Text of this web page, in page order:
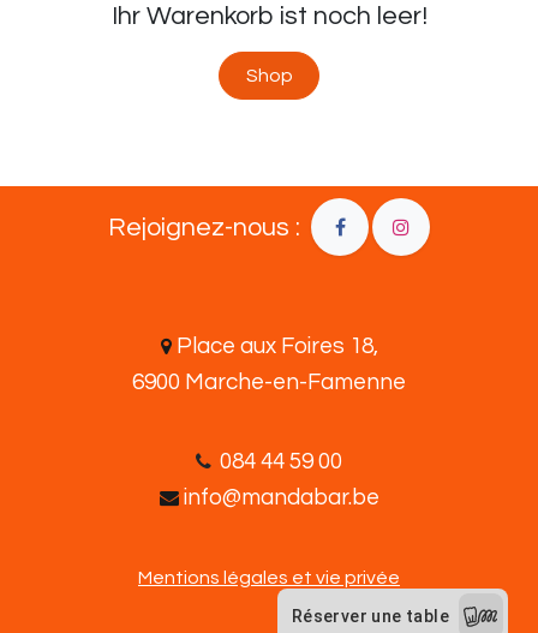
Ihr Warenkorb ist noch leer!
Shop
Mentions légales et vie privée
Place aux Foires 18,
6900 Marche-en-Famenne
Rejoignez-nous :
08​4 44 5​9​ 00
info@mandabar.be